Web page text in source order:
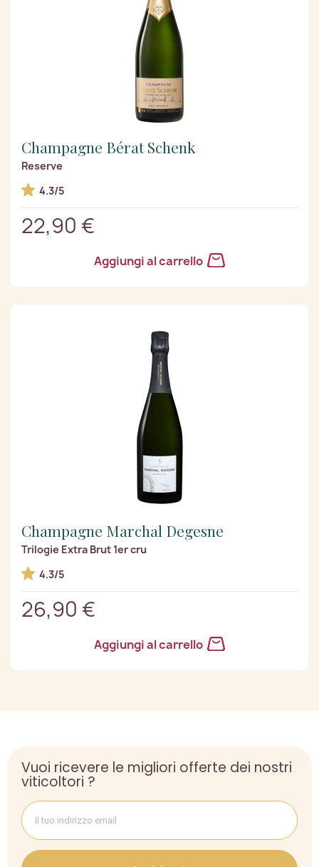
Champagne Bérat Schenk
Reserve
4.3/5
22,90 €
Aggiungi al carrello
Champagne Marchal Degesne
Trilogie Extra Brut 1er cru
4.3/5
26,90 €
Aggiungi al carrello
Vuoi ricevere le migliori offerte dei nostri
viticoltori ?